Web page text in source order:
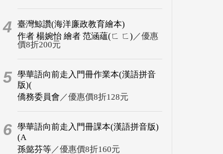
4
臺灣鯨讚(海洋廉政教育繪本)
作者 楊婉怡 繪者 范涵蘊(ㄈ ㄈ) ／優惠
價8折200元
5 學華語向前走入門冊作業本(漢語拼音
版)(
僑務委員會 ／優惠價8折128元
6 學華語向前走入門冊課本(漢語拼音版)
(A
孫懿芬等／優惠價8折160元